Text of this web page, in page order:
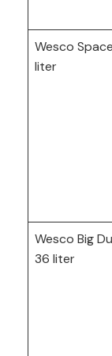
Wesco
liter
Wesco Big
36 liter